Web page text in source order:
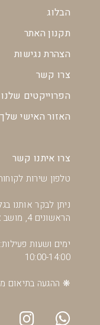
הבלוג
תקנון האתר
הצהרת נגישות
צרו קשר
הפרוייקטים שלנו
האזור האישי שלך
צרו איתנו קשר
טלפון שירות לקוחות: 050-883-
ניתן לבקר אותנו
הראשונים 4, מושב אומץ
10:00-14:00
❋ ההגעה בתיאום